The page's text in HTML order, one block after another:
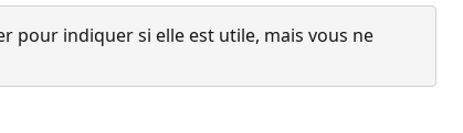
pour indiquer si elle est utile, mais vous ne